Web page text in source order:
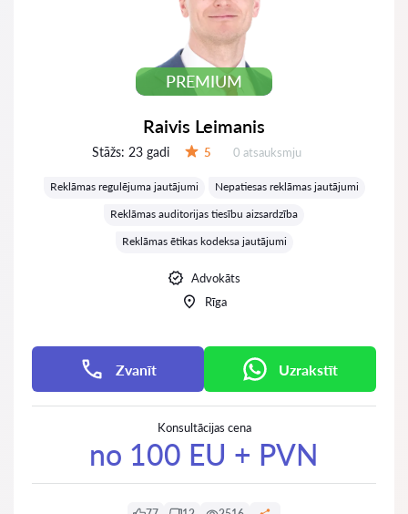
PREMIUM
Raivis Leimanis
Stāžs: 23 gadi 5 Atsauksmes:
0 atsauksmju
Reklāmas regulējuma jautājumi
Nepatiesas reklāmas jautājumi
Reklāmas auditorijas tiesību aizsardzība
Reklāmas ētikas kodeksa jautājumi
Advokāts
Rīga
Zvanīt Uzrakstīt
Konsultācijas cena
no 100 EU + PVN